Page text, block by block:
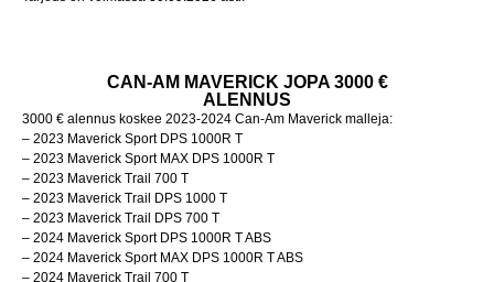
CAN-AM MAVERICK JOPA 3000 €
ALENNUS
3000 € alennus koskee 2023-2024 Can-Am Maverick malleja:
– 2023 Maverick Sport DPS 1000R T
– 2023 Maverick Sport MAX DPS 1000R T
– 2023 Maverick Trail 700 T
– 2023 Maverick Trail DPS 1000 T
– 2023 Maverick Trail DPS 700 T
– 2024 Maverick Sport DPS 1000R T ABS
– 2024 Maverick Sport MAX DPS 1000R T ABS
– 2024 Maverick Trail 700 T